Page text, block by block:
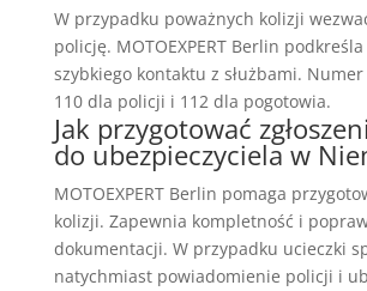
W przypadku poważnych kolizji
policję. MOTOEXPERT Berlin
szybkiego kontaktu z służbami.
110 dla policji i 112 dla pogotowia.
Jak przygotować
do ubezpieczyciela w
MOTOEXPERT Berlin pomaga
kolizji. Zapewnia kompletność i
dokumentacji. W przypadku ucieczki
natychmiast powiadomienie policji i